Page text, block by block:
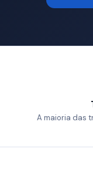
A maioria das